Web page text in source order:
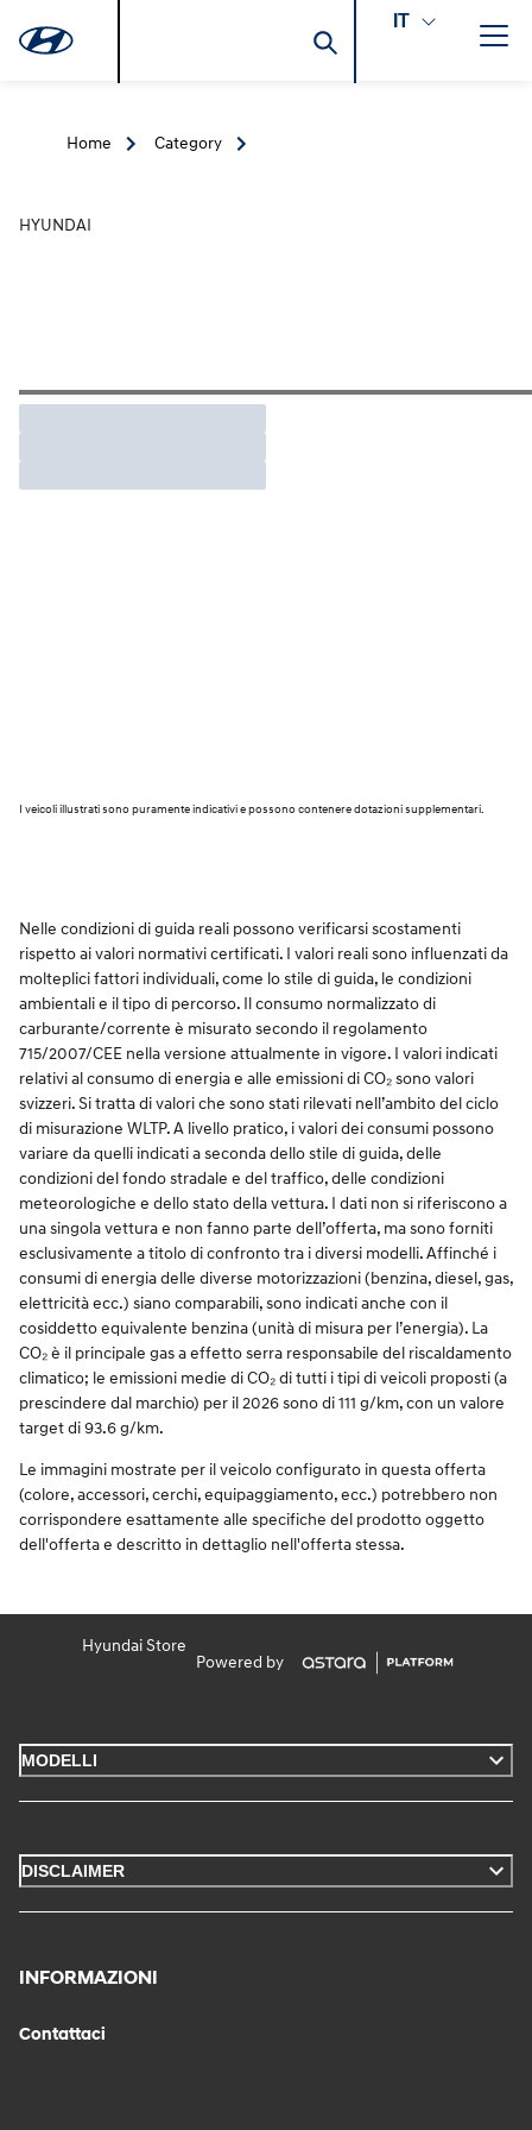
IT
Home Category
HYUNDAI
I veicoli illustrati sono puramente indicativi e possono contenere dotazioni supplementari.
Nelle condizioni di guida reali possono verificarsi scostamenti
rispetto ai valori normativi certificati. I valori reali sono influenzati da
molteplici fattori individuali, come lo stile di guida, le condizioni
ambientali e il tipo di percorso. Il consumo normalizzato di
carburante/corrente è misurato secondo il regolamento
715/2007/CEE nella versione attualmente in vigore. I valori indicati
relativi al consumo di energia e alle emissioni di CO₂ sono valori
svizzeri. Si tratta di valori che sono stati rilevati nell’ambito del ciclo
di misurazione WLTP. A livello pratico, i valori dei consumi possono
variare da quelli indicati a seconda dello stile di guida, delle
condizioni del fondo stradale e del traffico, delle condizioni
meteorologiche e dello stato della vettura. I dati non si riferiscono a
una singola vettura e non fanno parte dell’offerta, ma sono forniti
esclusivamente a titolo di confronto tra i diversi modelli. Affinché i
consumi di energia delle diverse motorizzazioni (benzina, diesel, gas,
elettricità ecc.) siano comparabili, sono indicati anche con il
cosiddetto equivalente benzina (unità di misura per l’energia). La
CO₂ è il principale gas a effetto serra responsabile del riscaldamento
climatico; le emissioni medie di CO₂ di tutti i tipi di veicoli proposti (a
prescindere dal marchio) per il 2026 sono di 111 g/km, con un valore
target di 93.6 g/km.
Le immagini mostrate per il veicolo configurato in questa offerta
(colore, accessori, cerchi, equipaggiamento, ecc.) potrebbero non
corrispondere esattamente alle specifiche del prodotto oggetto
dell'offerta e descritto in dettaglio nell'offerta stessa.
Hyundai Store
Powered by
MODELLI
DISCLAIMER
INFORMAZIONI
Contattaci